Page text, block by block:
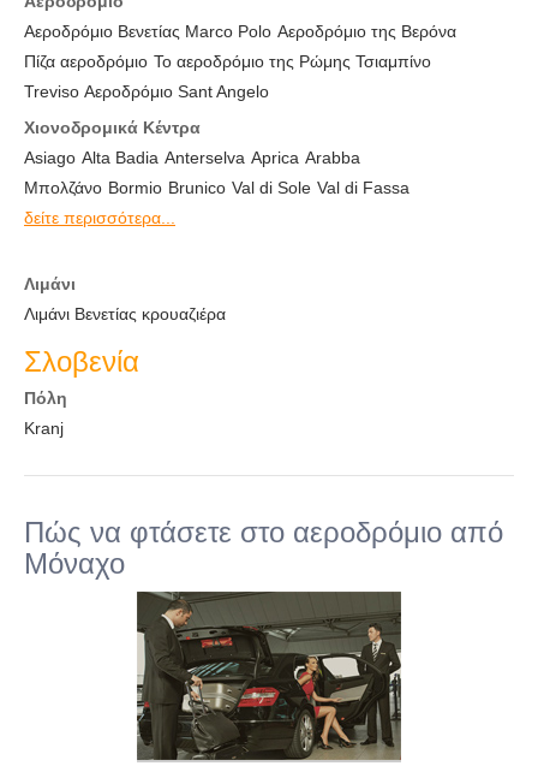
Αεροδρόμιο Βενετίας Marco Polo Αεροδρόμιο της Βερόνα
Πίζα αεροδρόμιο Το αεροδρόμιο της Ρώμης Τσιαμπίνο
Treviso Αεροδρόμιο Sant Angelo
Χιονοδρομικά Κέντρα
Asiago Alta Badia Anterselva Aprica Arabba
Μπολζάνο Bormio Brunico Val di Sole Val di Fassa
δείτε περισσότερα...
Λιμάνι
Λιμάνι Βενετίας κρουαζιέρα
Σλοβενία
Πόλη
Kranj
Πώς να φτάσετε στο αεροδρόμιο από
Μόναχο